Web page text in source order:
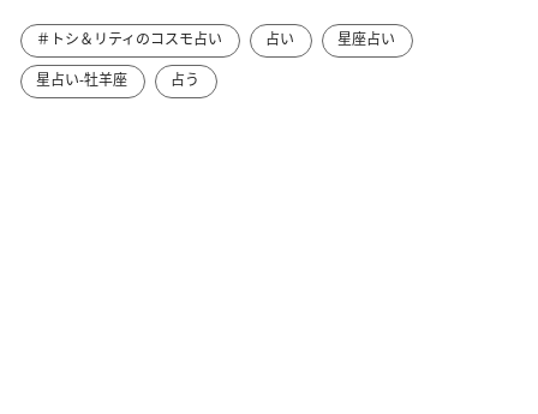
＃トシ＆リティのコスモ占い 占い
星座占い
星占い-牡羊座
占う